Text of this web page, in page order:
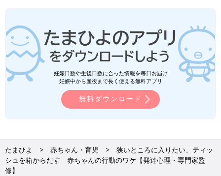
妊娠日数や生後日数に合った情報を毎日お届け
妊娠中から産後まで長く使える無料アプリ
無料ダウンロード
たまひよ 赤ちゃん・育児
狭いところに入りたい、ティッ
シュを箱からだす 赤ちゃんの行動のワケ【発達心理・専門家監
修】